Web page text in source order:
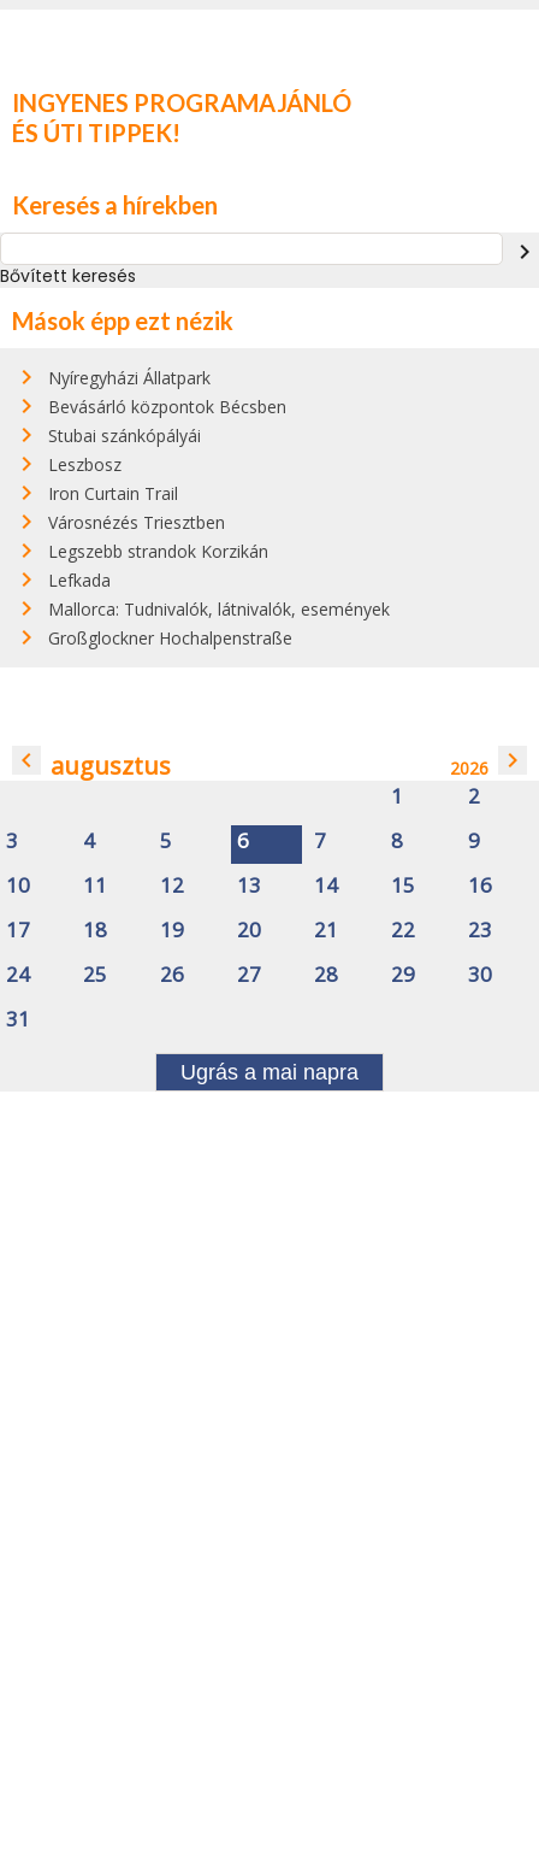
INGYENES PROGRAMAJÁNLÓ
ÉS ÚTI TIPPEK!
Keresés a hírekben
navigate_next
Bővített keresés
Mások épp ezt nézik
Nyíregyházi Állatpark
Bevásárló központok Bécsben
Stubai szánkópályái
Leszbosz
Iron Curtain Trail
Városnézés Triesztben
Legszebb strandok Korzikán
Lefkada
Mallorca: Tudnivalók, látnivalók, események
Großglockner Hochalpenstraße
navigate_before augusztus 2026 navigate_next
1
2
3
4 5 6 7 8
9
10
11 12 13 14 15
16
17
18 19 20 21 22
23
24
25 26 27 28 29
30
31
Ugrás a mai napra